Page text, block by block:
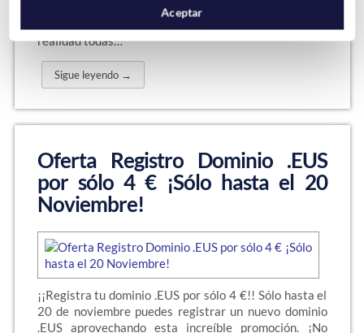
https://hostinet.com/formacion y aunque algunos
realidad todas…
Sigue leyendo →
Oferta Registro Dominio .EUS
por sólo 4 € ¡Sólo hasta el 20
Noviembre!
¡¡Registra tu dominio .EUS por sólo 4 €!! Sólo hasta el
20 de noviembre puedes registrar un nuevo dominio
.EUS aprovechando esta increíble promoción. ¡No
Aceptar